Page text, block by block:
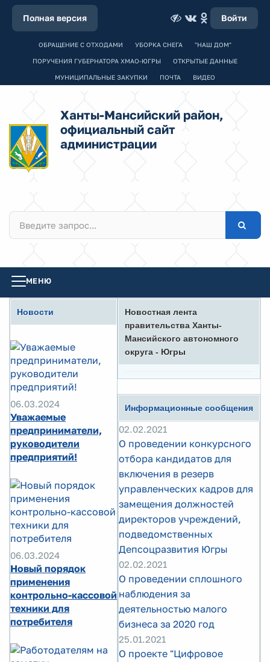
Полная версия Войти
ОБРАЩЕНИЕ С ОТХОДАМИ УБОРКА СНЕГА "НАШ ДОМ"
ПОРУЧЕНИЯ ГУБЕРНАТОРА ХМАО-ЮГРЫ ОТКРЫТЫЕ ДАННЫЕ
МУНИЦИПАЛЬНЫЕ ЗАКУПКИ ПОЧТА ВИДЕО
Ханты-Мансийский район,
официальный сайт
администрации
МЕНЮ
Новости
06.03.2024
Уважаемые
предприниматели,
руководители
предприятий!
06.03.2024
Новый порядок
применения
контрольно-кассовой
техники для
потребителя
Новостная лента
правительства Ханты-
Мансийского автономного
округа - Югры
Информационные сообщения
02.02.2021
О проведении конкурсного
отбора кандидатов для
включения в резерв
управленческих кадров для
замещения должностей
директоров учреждений,
подведомственных
Депсоцразвития Югры
02.02.2021
О проведении сплошного
наблюдения за
деятельностью малого
бизнеса за 2020 год
25.01.2021
O проекте "Цифровое